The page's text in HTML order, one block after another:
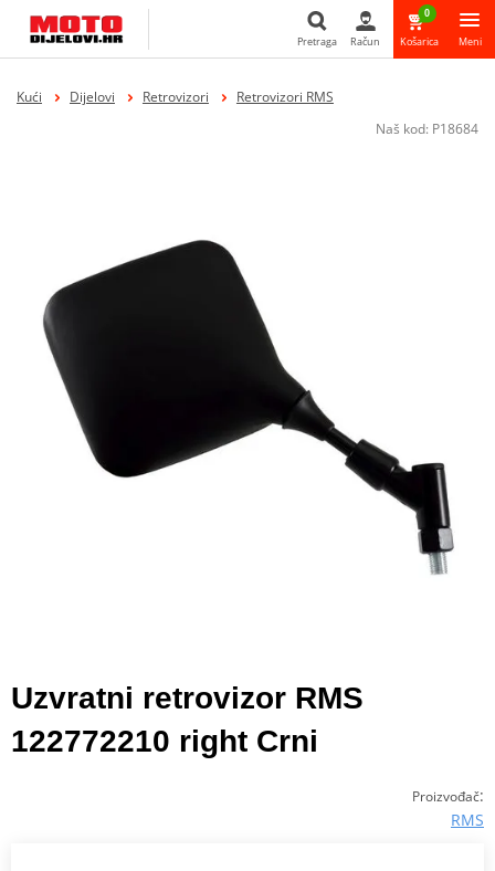
Pretraga Račun
0
Košarica Meni
Kući Dijelovi Retrovizori
Retrovizori RMS
Naš kod: P18684
Uzvratni retrovizor RMS
122772210 right Crni
Proizvođač:
RMS